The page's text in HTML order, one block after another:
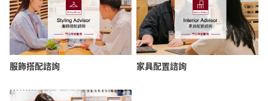
服飾搭配諮詢 家具配置諮詢